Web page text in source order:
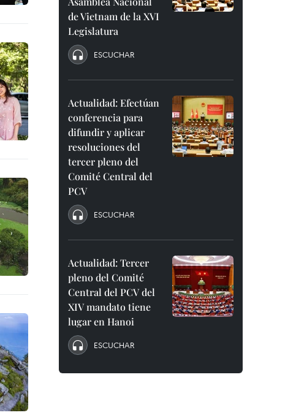
de Vietnam de la XVI
Legislatura
ESCUCHAR
Actualidad: Efectúan
conferencia para
difundir y aplicar
resoluciones del
tercer pleno del
Comité Central del
PCV
ESCUCHAR
Actualidad: Tercer
pleno del Comité
Central del PCV del
XIV mandato tiene
lugar en Hanoi
ESCUCHAR